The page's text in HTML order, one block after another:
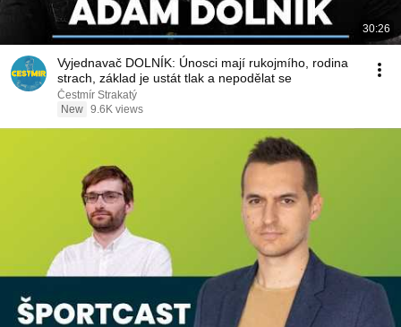
30:26
Vyjednavač DOLNÍK: Únosci mají rukojmího, rodina
strach, základ je ustát tlak a nepodělat se
Čestmír Strakatý
New 9.6K views